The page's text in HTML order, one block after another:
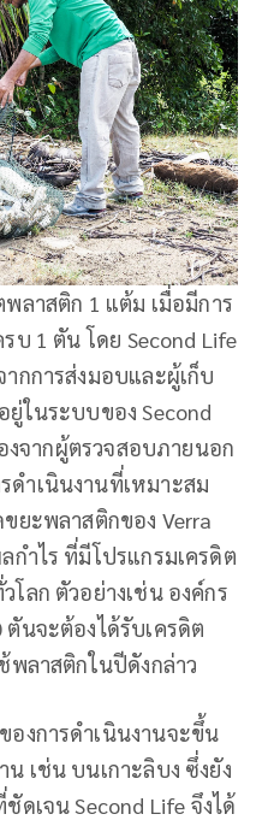
ลาสติก 1 แต้ม เมื่อมีการ
บ 1 ตัน โดย Second Life
กการส่งมอบและผู้เก็บ
ในระบบของ Second
งจากผู้ตรวจสอบภายนอก
ำเนินงานที่เหมาะสม
ยะพลาสติกของ Verra
กำไร ที่มีโปรแกรมเครดิต
ลก ตัวอย่างเช่น องค์กร
นจะต้องได้รับเครดิต
พลาสติกในปีดังกล่าว
งการดำเนินงานจะขึ้น
เช่น บนเกาะลิบง ซึ่งยัง
ดเจน Second Life จึงได้